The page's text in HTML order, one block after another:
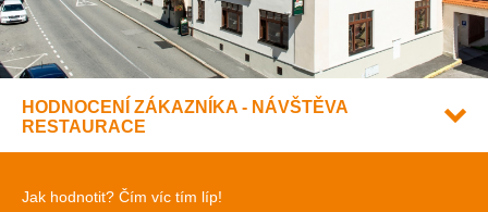
HODNOCENÍ ZÁKAZNÍKA - NÁVŠTĚVA
RESTAURACE
Jak hodnotit? Čím víc tím líp!